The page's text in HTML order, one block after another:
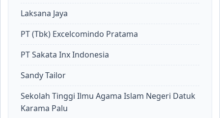
Laksana Jaya
PT (Tbk) Excelcomindo Pratama
PT Sakata Inx Indonesia
Sandy Tailor
Sekolah Tinggi Ilmu Agama Islam Negeri Datuk
Karama Palu